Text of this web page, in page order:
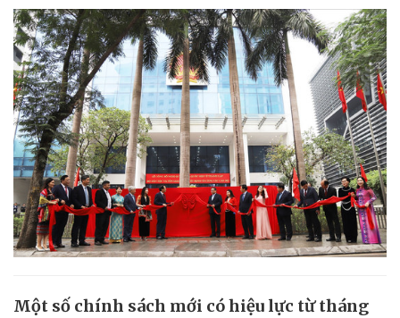
Một số chính sách mới có hiệu lực từ tháng